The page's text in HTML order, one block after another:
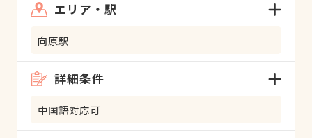
エリア・駅
向原駅
詳細条件
中国語対応可